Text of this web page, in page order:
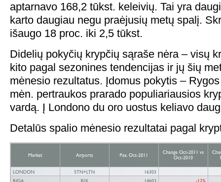
aptarnavo 168,2 tūkst. keleivių. Tai yra
karto daugiau negu praėjusių metų spalį.
išaugo 18 proc. iki 2,5 tūkst.
Didelių pokyčių krypčių sąraše nėra – visų
kito pagal sezonines tendencijas ir jų šių
mėnesio rezultatus. Įdomus pokytis –
mėn. pertraukos prarado populiariausios
vardą. Į Londono du oro uostus keliavo
Detalūs spalio mėnesio rezultatai pagal